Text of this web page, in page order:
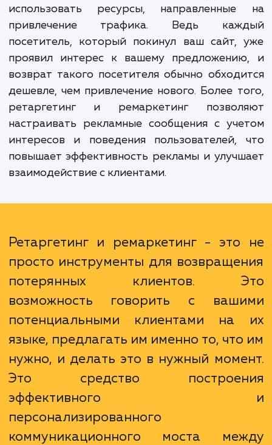
эффективными способами
потенциальных клиентов и увеличения
Преимущества использования
ремаркетинга многогранны. Прежде всего,
позволяет максимально
использовать ресурсы,
привлечение трафика. Ведь
посетитель, который покинул ваш сайт,
проявил интерес к вашему
дешевле, чем привлечение нового. Более
настраивать рекламные сообщения с
интересов и поведения пользователей,
повышает эффективность рекламы и
Ретаргетинг и ремаркетинг -
просто инструменты для
потерянных клиентов.
возможность говорить с